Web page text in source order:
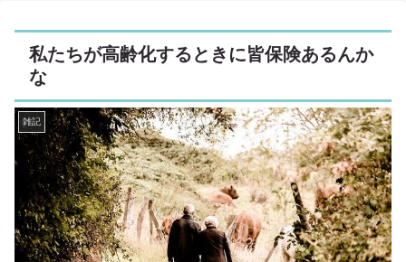
私たちが高齢化するときに皆保険あるんか
な
雑記